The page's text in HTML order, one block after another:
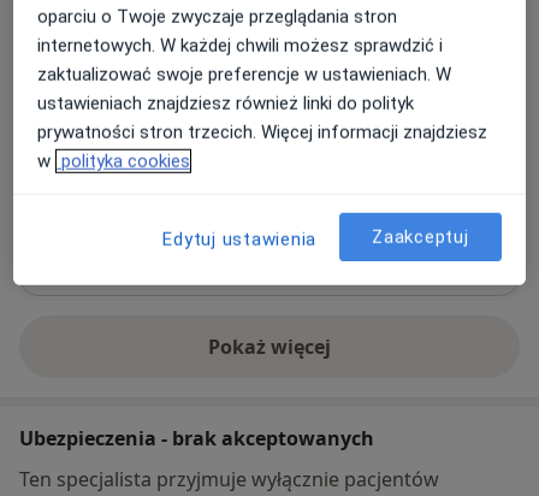
Fizjoterapia Dariusz Saternus
Andrzeja Zielnioka 90A,41-400Mysłowice
Pokaż kalendarz
Pokaż więcej
o adresie
Ubezpieczenia - brak akceptowanych
Ten specjalista przyjmuje wyłącznie pacjentów
oparciu o Twoje zwyczaje przeglądania stron
internetowych. W każdej chwili możesz sprawdzić i
zaktualizować swoje preferencje w ustawieniach. W
ustawieniach znajdziesz również linki do polityk
prywatności stron trzecich. Więcej informacji znajdziesz
w polityka cookies
Edytuj ustawienia Zaakceptuj